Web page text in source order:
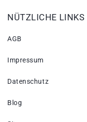
NÜTZLICHE LINKS
AGB
Impressum
Datenschutz
Blog